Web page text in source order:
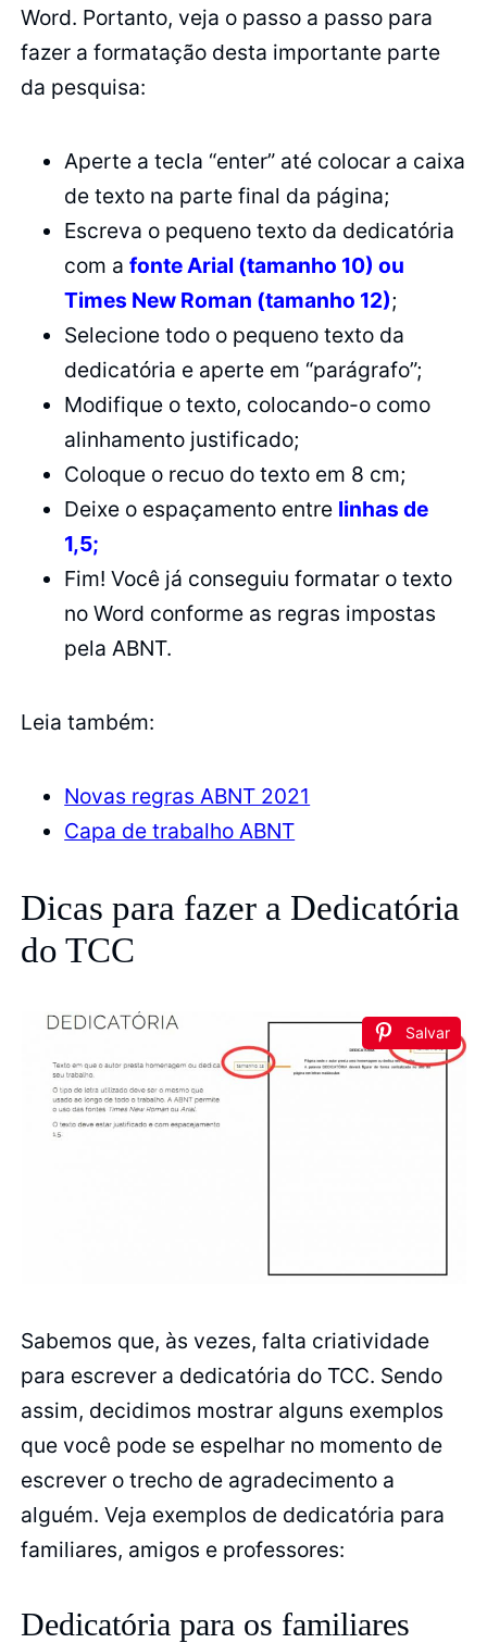
Word. Portanto, veja o passo a passo para
fazer a formatação desta importante parte
da pesquisa:
Aperte a tecla “enter” até colocar a caixa
de texto na parte final da página;
Escreva o pequeno texto da dedicatória
com afonte Arial (tamanho 10) ou
Times New Roman (tamanho 12);
Selecione todo o pequeno texto da
dedicatória e aperte em “parágrafo”;
Modifique o texto, colocando-o como
alinhamento justificado;
Coloque o recuo do texto em 8 cm;
Deixe o espaçamento entre linhas de
1,5;
Fim! Você já conseguiu formatar o texto
no Word conforme as regras impostas
pela ABNT.
Leia também:
Novas regras ABNT 2021
Capa de trabalho ABNT
Dicas para fazer a Dedicatória
do TCC
Salvar
Sabemos que, às vezes, falta criatividade
para escrever a dedicatória do TCC. Sendo
assim, decidimos mostrar alguns exemplos
que você pode se espelhar no momento de
escrever o trecho de agradecimento a
alguém. Veja exemplos de dedicatória para
familiares, amigos e professores:
Dedicatória para os familiares